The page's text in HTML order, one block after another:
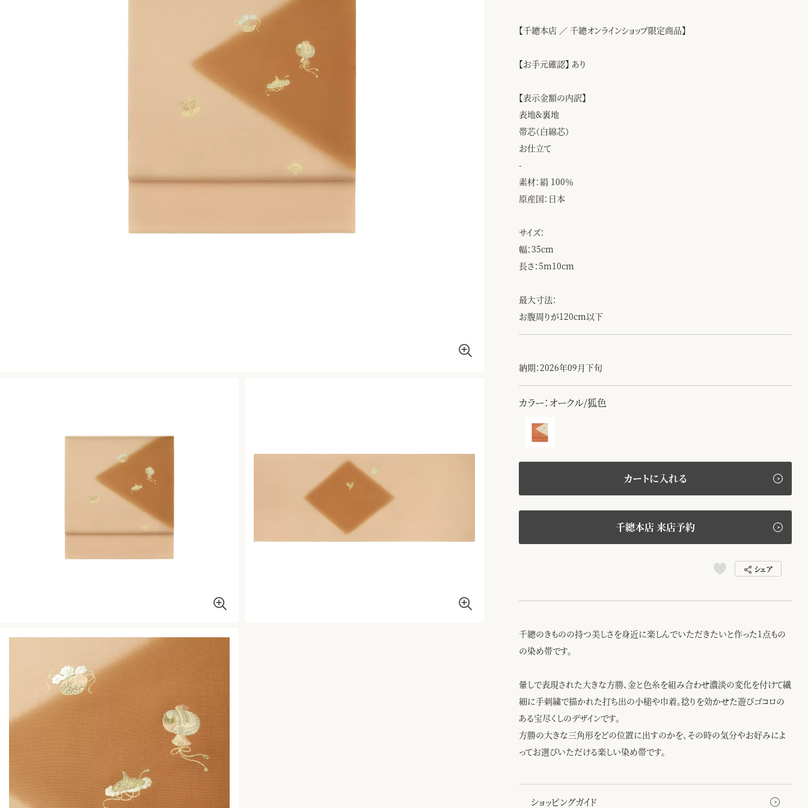
【千總本店 ／ 千總オンラインショップ限定商品】
【お手元確認】 あり
【表示金額の内訳】
表地&裏地
帯芯（白綿芯）
お仕立て
-
素材：絹 100％
原産国：日本
サイズ：
幅：35cm
長さ：5m10cm
最大寸法：
お腹周りが120cm以下
納期：2026年09月下旬
カラー：オークル/狐色
カートに入れる
千總本店 来店予約
シェア
千總のきものの持つ美しさを身近に楽しんでいただきたいと作った1点もの
の染め帯です。
暈しで表現された大きな方勝、金と色糸を組み合わせ濃淡の変化を付けて繊
細に手刺繍で描かれた打ち出の小槌や巾着。捻りを効かせた遊びゴコロの
ある宝尽くしのデザインです。
方勝の大きな三角形をどの位置に出すのかを、その時の気分やお好みによ
ってお選びいただける楽しい染め帯です。
ショッピングガイド